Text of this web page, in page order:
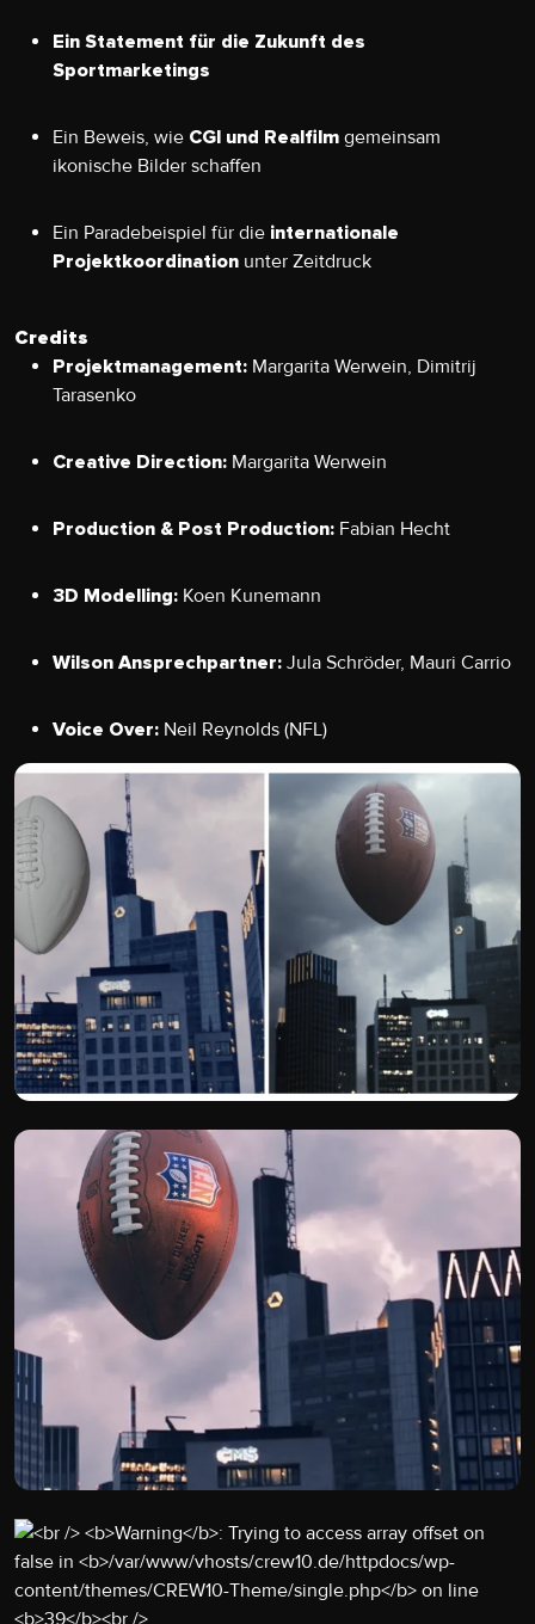
Ein Statement für die Zukunft des
Sportmarketings
Ein Beweis, wie CGI und Realfilm gemeinsam
ikonische Bilder schaffen
Ein Paradebeispiel für die internationale
Projektkoordination unter Zeitdruck
Credits
Projektmanagement: Margarita Werwein, Dimitrij
Tarasenko
Creative Direction: Margarita Werwein
Production & Post Production: Fabian Hecht
3D Modelling: Koen Kunemann
Wilson Ansprechpartner: Jula Schröder, Mauri Carrio
Voice Over: Neil Reynolds (NFL)